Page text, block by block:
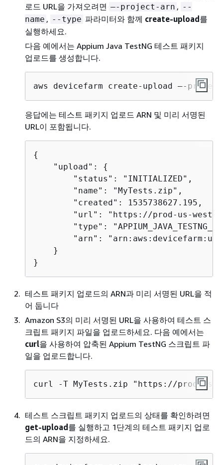
로드 URL을 가져오려면 –-project-arn , --
name , --type 파라미터와 함께 create-upload를
실행하세요.
다음 예에서는 Appium Java TestNG 테스트 패키지
업로드를 생성합니다.
aws devicefarm create-upload –-
응답에는 테스트 패키지 업로드 ARN 및 미리 서명된
URL이 포함됩니다.
{
    "upload":
{
        "status": "INITIALIZED",
        "name": "MyTests.zip",
        "created": 1535738627.195,
"url": "https://prod-us-
"type":
"arn":
    }
}
테스트 패키지 업로드의 ARN과 미리 서명된 URL을 적
어 둡니다
Amazon S3의 미리 서명된 URL을 사용하여 테스트 스
크립트 패키지 파일을 업로드하세요. 다음 예에서는
curl을 사용하여 압축된 Appium TestNG 스크립트 파
일을 업로드합니다.
curl -T MyTests.zip "https://prod-us-
테스트 스크립트 패키지 업로드의 상태를 확인하려면
get-upload를 실행하고 1단계의 테스트 패키지 업로
드의 ARN을 지정하세요.